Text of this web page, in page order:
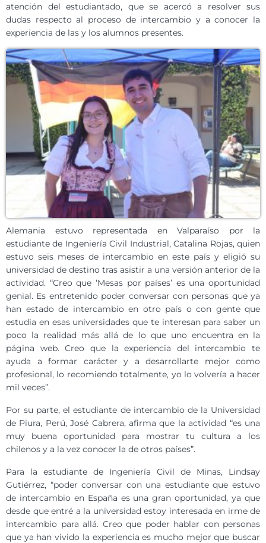
atención del estudiantado, que se acercó a resolver sus
dudas respecto al proceso de intercambio y a conocer la
experiencia de las y los alumnos presentes.
Alemania estuvo representada en Valparaíso por la
estudiante de Ingeniería Civil Industrial, Catalina Rojas, quien
estuvo seis meses de intercambio en este país y eligió su
universidad de destino tras asistir a una versión anterior de la
actividad. “Creo que ‘Mesas por países’ es una oportunidad
genial. Es entretenido poder conversar con personas que ya
han estado de intercambio en otro país o con gente que
estudia en esas universidades que te interesan para saber un
poco la realidad más allá de lo que uno encuentra en la
página web. Creo que la experiencia del intercambio te
ayuda a formar carácter y a desarrollarte mejor como
profesional, lo recomiendo totalmente, yo lo volvería a hacer
mil veces”.
Por su parte, el estudiante de intercambio de la Universidad
de Piura, Perú, José Cabrera, afirma que la actividad “es una
muy buena oportunidad para mostrar tu cultura a los
chilenos y a la vez conocer la de otros países”.
Para la estudiante de Ingeniería Civil de Minas, Lindsay
Gutiérrez, “poder conversar con una estudiante que estuvo
de intercambio en España es una gran oportunidad, ya que
desde que entré a la universidad estoy interesada en irme de
intercambio para allá. Creo que poder hablar con personas
que ya han vivido la experiencia es mucho mejor que buscar